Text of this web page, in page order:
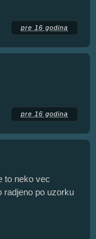
pre 16 godina
pre 16 godina
to neko vec
radjeno po uzorku